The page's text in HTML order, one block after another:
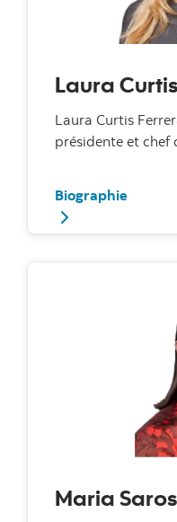
Laura
Laura Curtis
présidente et chef
Biographie
Maria Saros